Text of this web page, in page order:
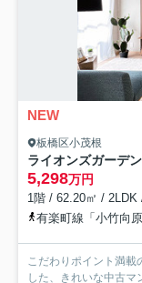
NEW
板橋区小茂根
ライオンズガーデ
5,298万円
1階 / 62.20㎡ / 2LDK
有楽町線「小竹向
こだわりポイント満載
した、きれいな中古マ